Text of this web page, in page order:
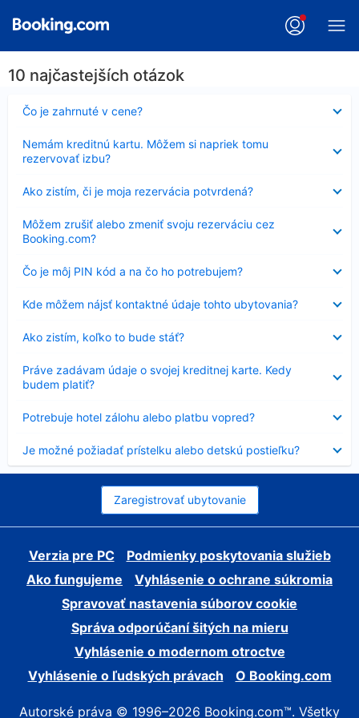
10 najčastejších otázok
Čo je zahrnuté v cene?
Nezobrazuje
sa
Nemám kreditnú kartu. Môžem si napriek tomu
rezervovať izbu?
sa
Ako zistím, či je moja rezervácia potvrdená?
sa
Môžem zrušiť alebo zmeniť svoju rezerváciu cez
Booking.com?
sa
Čo je môj PIN kód a na čo ho potrebujem?
Nezobrazuje
sa
Kde môžem nájsť kontaktné údaje tohto ubytovania?
sa
Ako zistím, koľko to bude stáť?
sa
Práve zadávam údaje o svojej kreditnej karte. Kedy
budem platiť?
sa
Potrebuje hotel zálohu alebo platbu vopred?
sa
Je možné požiadať prístelku alebo detskú postieľku?
sa
Zaregistrovať ubytovanie
Verzia pre PC
Podmienky poskytovania služieb
Ako fungujeme
Vyhlásenie o ochrane súkromia
Spravovať nastavenia súborov cookie
Správa odporúčaní šitých na mieru
Vyhlásenie o modernom otroctve
Vyhlásenie o ľudských právach
O Booking.com
Autorské práva © 1996–2026 Booking.com™. Všetky